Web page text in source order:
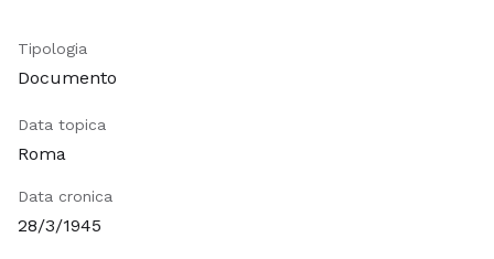
Tipologia
Documento
Data topica
Roma
Data cronica
28/3/1945